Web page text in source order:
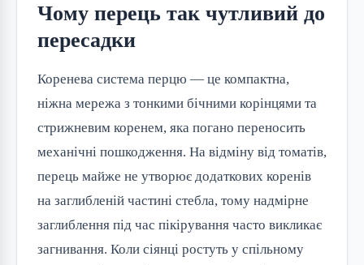
Чому перець так чутливий до
пересадки
Коренева система перцю — це компактна,
ніжна мережа з тонкими бічними корінцями та
стрижневим коренем, яка погано переносить
механічні пошкодження. На відміну від томатів,
перець майже не утворює додаткових коренів
на заглибленій частині стебла, тому надмірне
заглиблення під час пікірування часто викликає
загнивання. Коли сіянці ростуть у спільному